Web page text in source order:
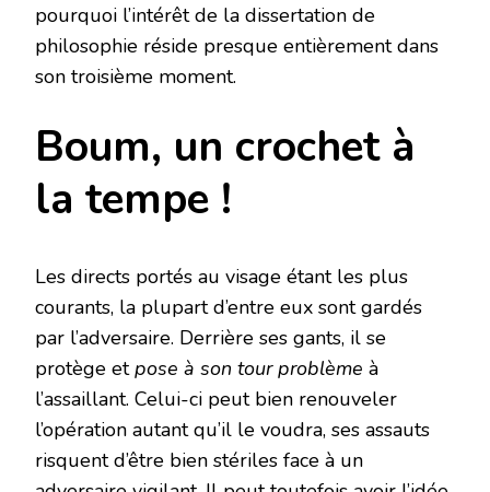
pourquoi l’intérêt de la dissertation de
philosophie réside presque entièrement dans
son troisième moment.
Boum, un crochet à
la tempe !
Les directs portés au visage étant les plus
courants, la plupart d’entre eux sont gardés
par l’adversaire. Derrière ses gants, il se
protège etpose à son tour problème à
l’assaillant. Celui-ci peut bien renouveler
l’opération autant qu’il le voudra, ses assauts
risquent d’être bien stériles face à un